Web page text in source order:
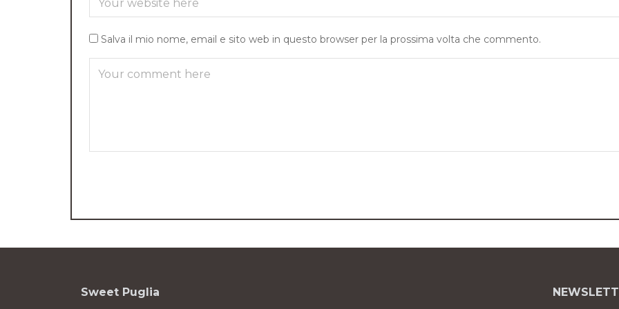
Salva il mio nome, email e sito web in questo browser per la prossima volta che commento.
Sweet Puglia